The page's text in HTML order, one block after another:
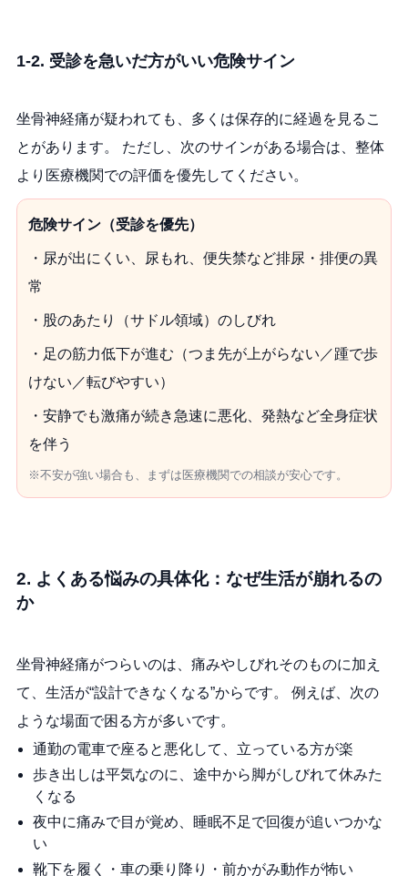
1-2. 受診を急いだ方がいい危険サイン
坐骨神経痛が疑われても、多くは保存的に経過を見るこ
とがあります。 ただし、次のサインがある場合は、整体
より医療機関での評価を優先してください。
危険サイン（受診を優先）
・尿が出にくい、尿もれ、便失禁など排尿・排便の異
常
・股のあたり（サドル領域）のしびれ
・足の筋力低下が進む（つま先が上がらない／踵で歩
けない／転びやすい）
・安静でも激痛が続き急速に悪化、発熱など全身症状
を伴う
※不安が強い場合も、まずは医療機関での相談が安心です。
2. よくある悩みの具体化：なぜ生活が崩れるの
か
坐骨神経痛がつらいのは、痛みやしびれそのものに加え
て、生活が“設計できなくなる”からです。 例えば、次の
ような場面で困る方が多いです。
通勤の電車で座ると悪化して、立っている方が楽
歩き出しは平気なのに、途中から脚がしびれて休みた
くなる
夜中に痛みで目が覚め、睡眠不足で回復が追いつかな
い
靴下を履く・車の乗り降り・前かがみ動作が怖い